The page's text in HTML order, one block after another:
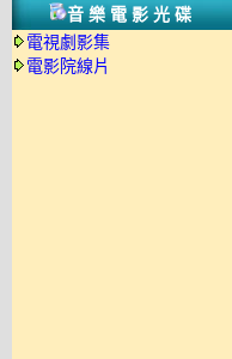
音樂電影光碟
電視劇影集
電影院線片